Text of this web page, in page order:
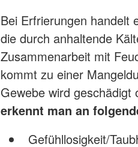
Bei Erfrierungen handelt
die durch anhaltende
Zusammenarbeit mit
kommt zu einer
Gewebe wird geschädigt
erkennt man an
Gefühllosigkeit/